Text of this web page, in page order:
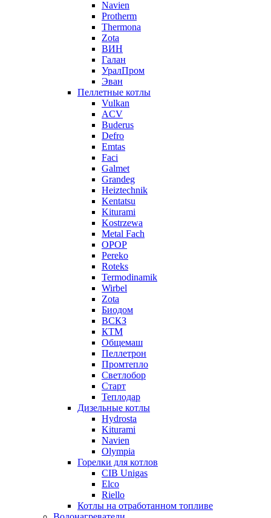
Navien
Protherm
Thermona
Zota
ВИН
Галан
УралПром
Эван
Пеллетные котлы
Vulkan
ACV
Buderus
Defro
Emtas
Faci
Galmet
Grandeg
Heiztechnik
Kentatsu
Kiturami
Kostrzewa
Metal Fach
OPOP
Pereko
Roteks
Termodinamik
Wirbel
Zota
Биодом
ВСКЗ
КТМ
Общемаш
Пеллетрон
Промтепло
Светлобор
Старт
Теплодар
Дизельные котлы
Hydrosta
Kiturami
Navien
Olympia
Горелки для котлов
CIB Unigas
Elco
Riello
Котлы на отработанном топливе